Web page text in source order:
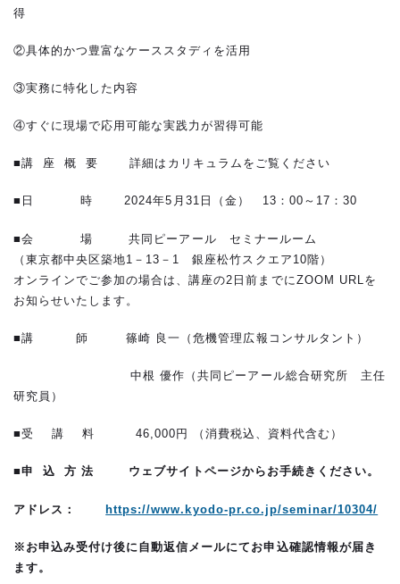
得
②具体的かつ豊富なケーススタディを活用
③実務に特化した内容
④すぐに現場で応用可能な実践力が習得可能
■講 座 概 要 詳細はカリキュラムをご覧ください
■日 時 2024年5月31日（金） 13：00～17：30
■会 場 共同ピーアール セミナールーム
（東京都中央区築地1－13－1 銀座松竹スクエア10階）
オンラインでご参加の場合は、講座の2日前までにZOOM URLを
お知らせいたします。
■講 師 篠崎 良一（危機管理広報コンサルタント）
中根 優作（共同ピーアール総合研究所 主任
研究員）
■受 講 料 46,000円 （消費税込、資料代含む）
■申 込 方 法 ウェブサイトページからお手続きください。
アドレス：https://www.kyodo-pr.co.jp/seminar/10304/
※お申込み受付け後に自動返信メールにてお申込確認情報が届き
ます。